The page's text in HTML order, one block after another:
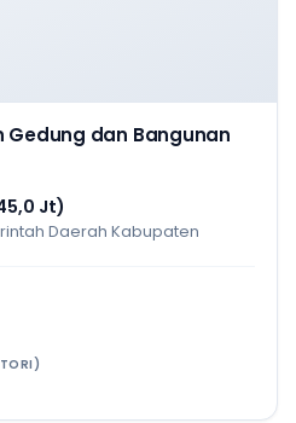
Gedung dan Bangunan
Jt)
Daerah Kabupaten